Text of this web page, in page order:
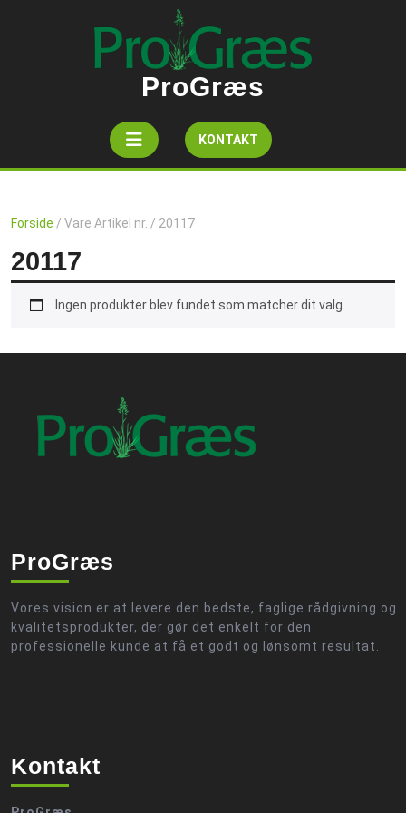
ProGræs
OpenKONTAKTGet
A
Forside / Vare Artikel nr. / 20117
20117
Ingen produkter blev fundet som matcher dit valg.
ProGræs
Vores vision er at levere den bedste, faglige rådgivning og
kvalitetsprodukter, der gør det enkelt for den
professionelle kunde at få et godt og lønsomt resultat.
Kontakt